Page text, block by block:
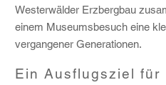
Westerwälder Erzbergbau
einem Museumsbesuch eine
vergangener Generationen.
Ein Ausflugsziel für